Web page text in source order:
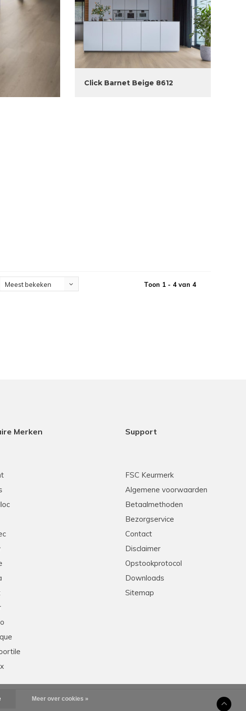
Click Barnet Beige 8612
Meest bekeken Toon 1 - 4 van 4
Merken Support
FSC Keurmerk
Algemene voorwaarden
Betaalmethoden
Bezorgservice
Contact
Disclaimer
Opstookprotocol
Downloads
Sitemap
Meer over cookies »